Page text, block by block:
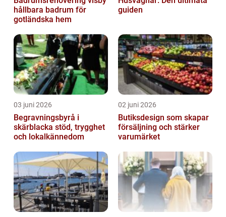
hållbara badrum för
gotländska hem
guiden
03 juni 2026
Begravningsbyrå i
skärblacka stöd, trygghet
och lokalkännedom
02 juni 2026
Butiksdesign som skapar
försäljning och stärker
varumärket